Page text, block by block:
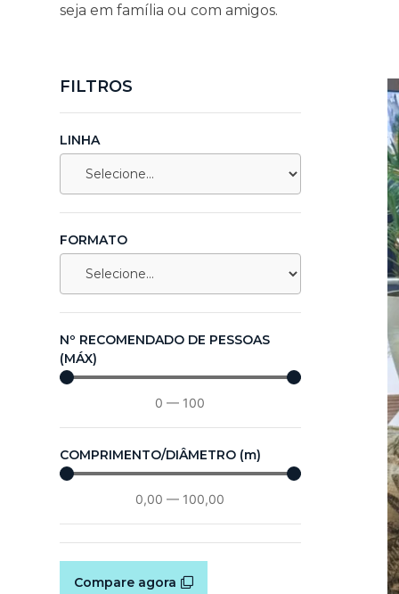
seja em família ou com amigos.
FILTROS
LINHA
FORMATO
Nº RECOMENDADO DE PESSOAS
(MÁX)
0 — 100
COMPRIMENTO/DIÂMETRO (m)
0,00 — 100,00
Compare agora